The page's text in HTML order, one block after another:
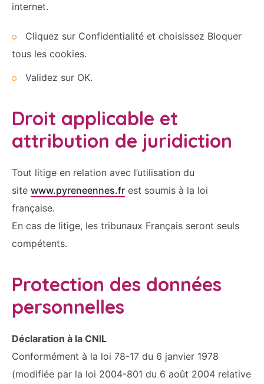
internet.
Cliquez sur Confidentialité et choisissez Bloquer
tous les cookies.
Validez sur OK.
Droit applicable et
attribution de juridiction
Tout litige en relation avec l’utilisation du
site www.pyreneennes.fr est soumis à la loi
française.
En cas de litige, les tribunaux Français seront seuls
compétents.
Protection des données
personnelles
Déclaration à la CNIL
Conformément à la loi 78-17 du 6 janvier 1978
(modifiée par la loi 2004-801 du 6 août 2004 relative